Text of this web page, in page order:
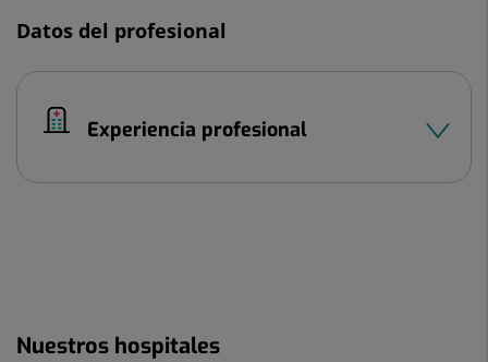
Datos del profesional
Experiencia profesional
Nuestros hospitales